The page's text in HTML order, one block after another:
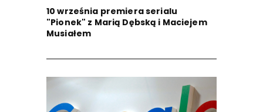
10 września premiera serialu
"Pionek" z Marią Dębską i Maciejem
Musiałem